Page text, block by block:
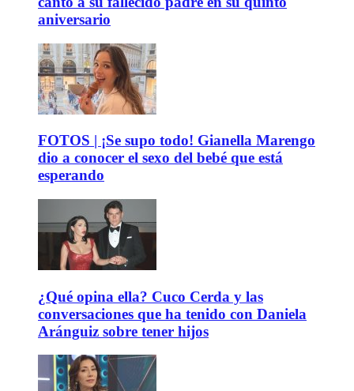
aniversario
FOTOS | ¡Se supo todo! Gianella Marengo
dio a conocer el sexo del bebé que está
esperando
¿Qué opina ella? Cuco Cerda y las
conversaciones que ha tenido con Daniela
Aránguiz sobre tener hijos